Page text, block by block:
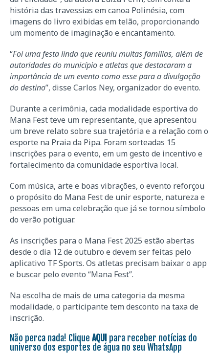
história das travessias em canoa Polinésia, com
imagens do livro exibidas em telão, proporcionando
um momento de imaginação e encantamento.
“Foi uma festa linda que reuniu muitas famílias, além de
autoridades do município e atletas que destacaram a
importância de um evento como esse para a divulgação
do destino”, disse Carlos Ney, organizador do evento.
Durante a cerimônia, cada modalidade esportiva do
Mana Fest teve um representante, que apresentou
um breve relato sobre sua trajetória e a relação com o
esporte na Praia da Pipa. Foram sorteadas 15
inscrições para o evento, em um gesto de incentivo e
fortalecimento da comunidade esportiva local.
Com música, arte e boas vibrações, o evento reforçou
o propósito do Mana Fest de unir esporte, natureza e
pessoas em uma celebração que já se tornou símbolo
do verão potiguar.
As inscrições para o Mana Fest 2025 estão abertas
desde o dia 12 de outubro e devem ser feitas pelo
aplicativo TF Sports. Os atletas precisam baixar o app
e buscar pelo evento “Mana Fest”.
Na escolha de mais de uma categoria da mesma
modalidade, o participante tem desconto na taxa de
inscrição.
Não perca nada! Clique AQUI para receber notícias do
universo dos esportes de água no seu WhatsApp